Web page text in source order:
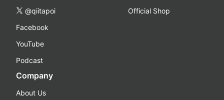
@qiitapoi
Facebook
YouTube
Podcast
Official Shop
Company
About Us